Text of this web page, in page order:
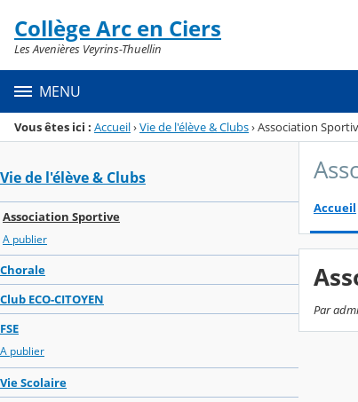
Menu de la rubrique
Contenu
Collège Arc en Ciers
Les Avenières Veyrins-Thuellin
MENU
Vous êtes ici : Accueil›Vie de l'élève & Clubs›Association
Vie de l'élève & Clubs
Association Sportive
A publier
Chorale
Club ECO-CITOYEN
FSE
A publier
Vie Scolaire
Accueil
Par